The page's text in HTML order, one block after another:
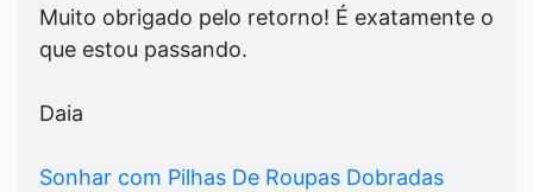
Muito obrigado pelo retorno! É exatamente o
que estou passando.
Daia
Sonhar com Pilhas De Roupas Dobradas